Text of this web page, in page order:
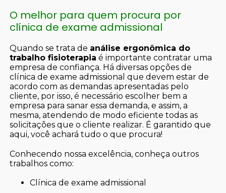
O melhor para quem procura por
clínica de exame admissional
Quando se trata de análise ergonômica do
trabalho fisioterapia é importante contratar uma
empresa de confiança. Há diversas opções de
clínica de exame admissional que devem estar de
acordo com as demandas apresentadas pelo
cliente, por isso, é necessário escolher bem a
empresa para sanar essa demanda, e assim, a
mesma, atendendo de modo eficiente todas as
solicitações que o cliente realizar. É garantido que
aqui, você achará tudo o que procura!
Conhecendo nossa excelência, conheça outros
trabalhos como:
clínica de exame admissional